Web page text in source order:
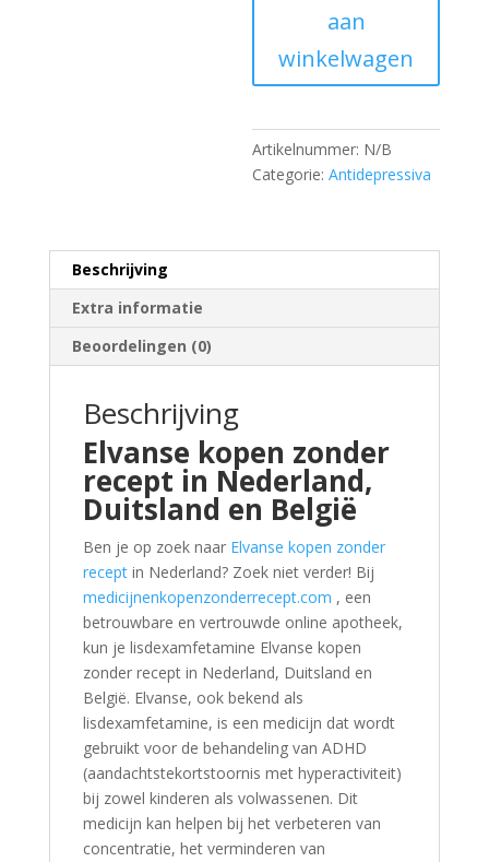
aan
winkelwagen
Artikelnummer: N/B
Categorie:Antidepressiva
Beschrijving
Extra informatie
Beoordelingen (0)
Beschrijving
Elvanse kopen zonder
recept in Nederland,
Duitsland en België
Ben je op zoek naar Elvanse kopen zonder
receptin Nederland? Zoek niet verder! Bij
medicijnenkopenzonderrecept.com , een
betrouwbare en vertrouwde online apotheek,
kun je lisdexamfetamine Elvanse kopen
zonder recept in Nederland, Duitsland en
België. Elvanse, ook bekend als
lisdexamfetamine, is een medicijn dat wordt
gebruikt voor de behandeling van ADHD
(aandachtstekortstoornis met hyperactiviteit)
bij zowel kinderen als volwassenen. Dit
medicijn kan helpen bij het verbeteren van
concentratie, het verminderen van